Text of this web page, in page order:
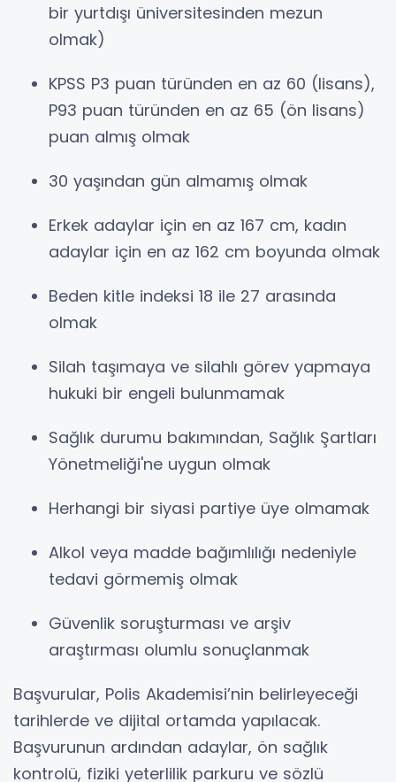
bir yurtdışı üniversitesinden mezun
olmak)
KPSS P3 puan türünden en az 60 (lisans),
P93 puan türünden en az 65 (ön lisans)
puan almış olmak
30 yaşından gün almamış olmak
Erkek adaylar için en az 167 cm, kadın
adaylar için en az 162 cm boyunda olmak
Beden kitle indeksi 18 ile 27 arasında
olmak
Silah taşımaya ve silahlı görev yapmaya
hukuki bir engeli bulunmamak
Sağlık durumu bakımından, Sağlık Şartları
Yönetmeliği'ne uygun olmak
Herhangi bir siyasi partiye üye olmamak
Alkol veya madde bağımlılığı nedeniyle
tedavi görmemiş olmak
Güvenlik soruşturması ve arşiv
araştırması olumlu sonuçlanmak
Başvurular, Polis Akademisi’nin belirleyeceği
tarihlerde ve dijital ortamda yapılacak.
Başvurunun ardından adaylar, ön sağlık
kontrolü, fiziki yeterlilik parkuru ve sözlü